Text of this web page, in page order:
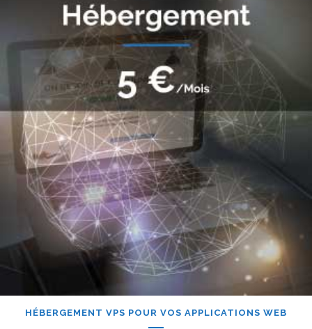
HÉBERGEMENT VPS POUR VOS APPLICATIONS WEB